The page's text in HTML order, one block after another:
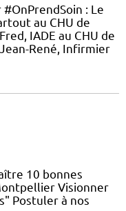
: Le
au CHU de
IADE au CHU de
René, Infirmier
10 bonnes
Visionner
Postuler à nos